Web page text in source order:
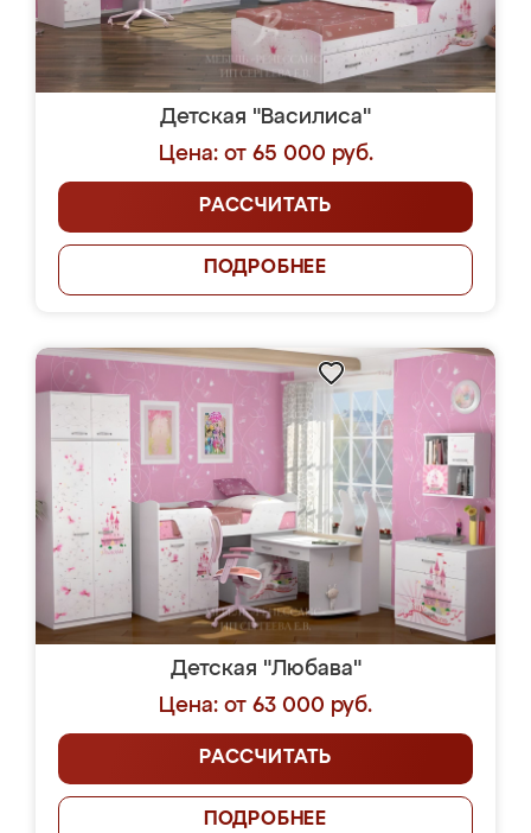
Детская "Василиса"
Цена: от 65 000 руб.
РАССЧИТАТЬ
ПОДРОБНЕЕ
Детская "Любава"
Цена: от 63 000 руб.
РАССЧИТАТЬ
ПОДРОБНЕЕ